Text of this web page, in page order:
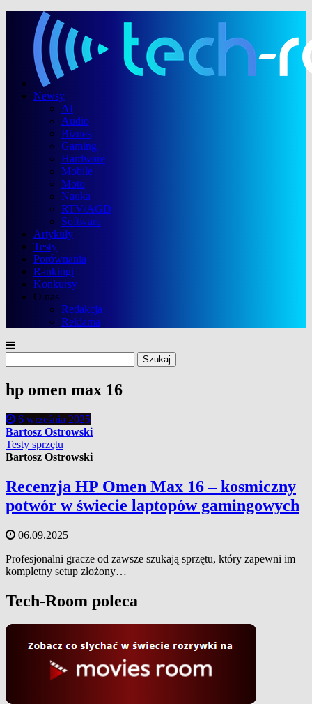
Newsy
AI
Audio
Biznes
Gaming
Hardware
Mobile
Moto
Nauka
RTV/AGD
Software
Artykuły
Testy
Porównania
Rankingi
Konkursy
O nas
Redakcja
Reklama
hp omen max 16
6 września 2025
Bartosz Ostrowski
Testy sprzętu
Bartosz Ostrowski
Recenzja HP Omen Max 16 – kosmiczny
potwór w świecie laptopów gamingowych
06.09.2025
Profesjonalni gracze od zawsze szukają sprzętu, który zapewni im
kompletny setup złożony…
Tech-Room poleca